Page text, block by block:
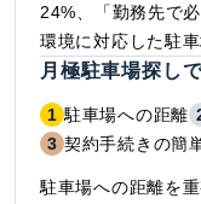
24%、「勤務先で
環境に対応した駐
月極駐車場探し
1 駐車場への距離
3 契約手続きの簡
駐車場への距離を